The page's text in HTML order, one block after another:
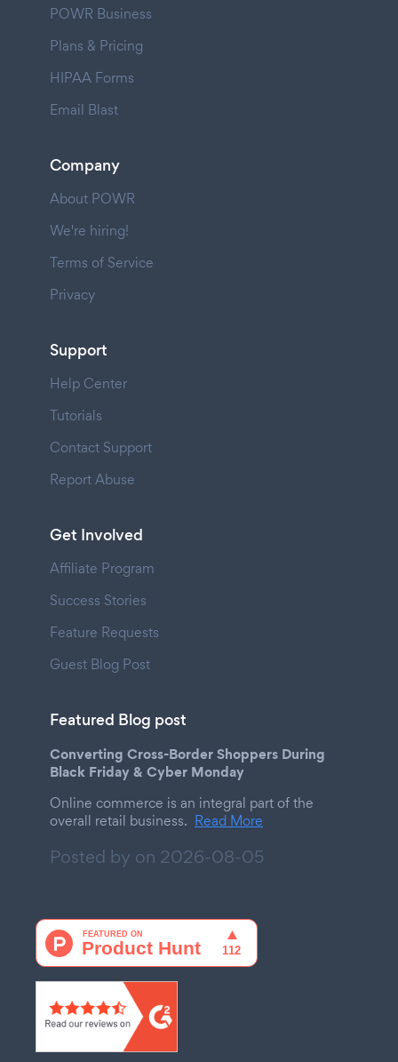
POWR Business
Plans & Pricing
HIPAA Forms
Email Blast
Company
About POWR
We're hiring!
Terms of Service
Privacy
Support
Help Center
Tutorials
Contact Support
Report Abuse
Get Involved
Affiliate Program
Success Stories
Feature Requests
Guest Blog Post
Featured Blog post
Converting Cross-Border Shoppers During
Black Friday & Cyber Monday
Online commerce is an integral part of the
overall retail business. Read More
Posted by on 2026-08-05